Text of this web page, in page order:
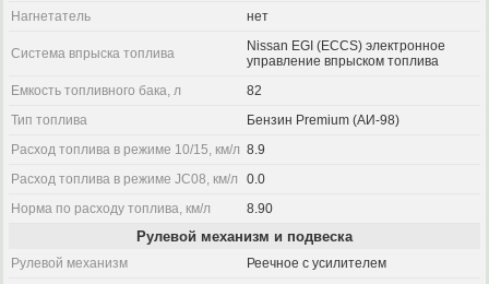
Нагнетатель
нет
Система впрыска топлива
Nissan EGI (ECCS) электронное
управление впрыском топлива
Емкость топливного бака, л
82
Тип топлива
Бензин Premium (АИ-98)
Расход топлива в режиме 10/15, км/л 8.9
Расход топлива в режиме JC08, км/л
0.0
Норма по расходу топлива, км/л
8.90
Рулевой механизм и подвеска
Рулевой механизм
Реечное с усилителем